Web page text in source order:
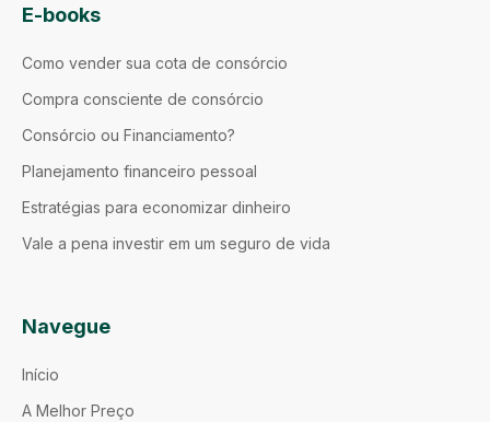
E-books
Como vender sua cota de consórcio
Compra consciente de consórcio
Consórcio ou Financiamento?
Planejamento financeiro pessoal
Estratégias para economizar dinheiro
Vale a pena investir em um seguro de vida
Navegue
Início
A Melhor Preço